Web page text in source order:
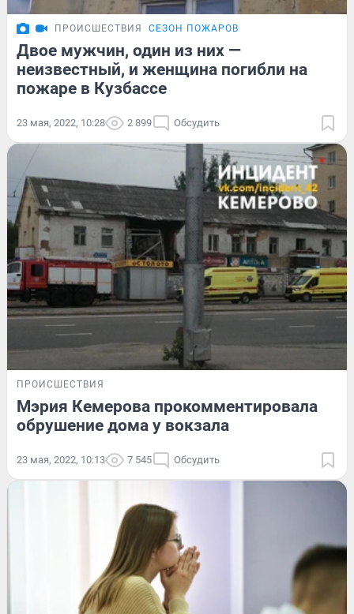
ПРОИСШЕСТВИЯ СЕЗОН ПОЖАРОВ
Двое мужчин, один из них —
неизвестный, и женщина погибли на
пожаре в Кузбассе
23 мая, 2022, 10:28 2 899 Обсудить
ПРОИСШЕСТВИЯ
Мэрия Кемерова прокомментировала
обрушение дома у вокзала
23 мая, 2022, 10:13 7 545 Обсудить